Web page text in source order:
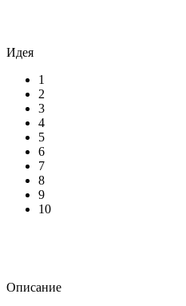
Идея
1
2
3
4
5
6
7
8
9
10
Описание